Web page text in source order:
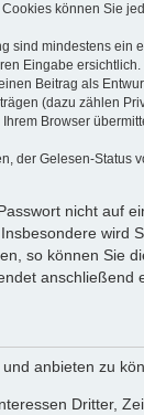
können Sie
sind mindestens ein
Eingabe ersichtlich.
Beitrag als
(dazu zählen
Browser
der Gelesen-Status
nicht auf
wird
so können Sie
anschließend
anbieten zu
Dritter,